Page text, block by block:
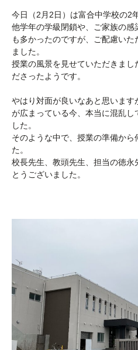
今日（2月2日）は富合中学校の2
他学年の学級閉鎖や、ご家族の
も多かったのですが、ご配慮い
ました。
授業の風景を見せていただきまし
ださったようです。
やはり対面が良いなあと思いま
が広まっている今、本当に混乱し
した。
そのような中で、授業の準備か
た。
校長先生、教頭先生、担当の徳
とうございました。